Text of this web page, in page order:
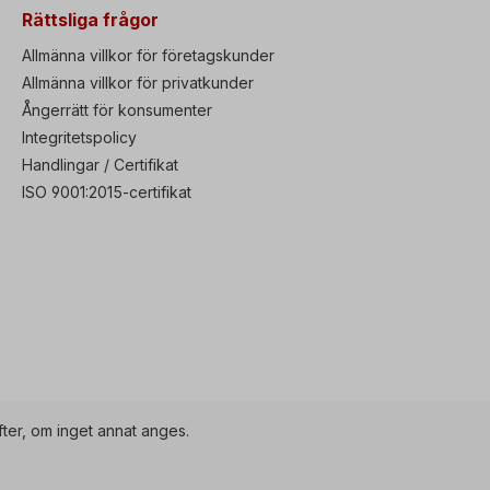
Rättsliga frågor
Allmänna villkor för företagskunder
Allmänna villkor för privatkunder
Ångerrätt för konsumenter
Integritetspolicy
Handlingar / Certifikat
ISO 9001:2015-certifikat
om inget annat anges.